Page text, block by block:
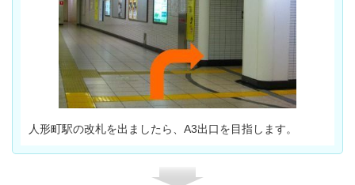
人形町駅の改札を出ましたら、A3出口を目指します。